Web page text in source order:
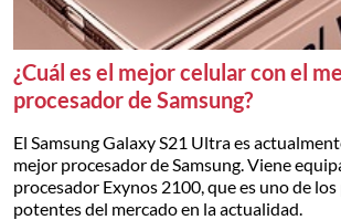
¿Cuál es el mejor celular con el
procesador de Samsung?
El Samsung Galaxy S21 Ultra es
mejor procesador de Samsung. Viene
procesador Exynos 2100, que es uno de
potentes del mercado en la actualidad.